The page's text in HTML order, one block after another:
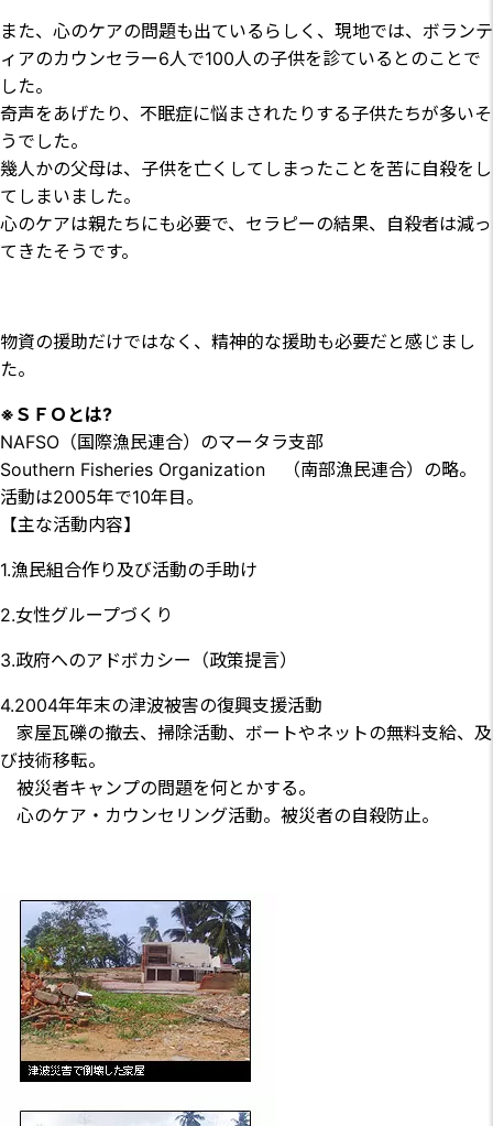
また、心のケアの問題も出ているらしく、現地では、ボランテ
ィアのカウンセラー6人で100人の子供を診ているとのことで
した。
奇声をあげたり、不眠症に悩まされたりする子供たちが多いそ
うでした。
幾人かの父母は、子供を亡くしてしまったことを苦に自殺をし
てしまいました。
心のケアは親たちにも必要で、セラピーの結果、自殺者は減っ
てきたそうです。
物資の援助だけではなく、精神的な援助も必要だと感じまし
た。
※ＳＦＯとは?
NAFSO（国際漁民連合）のマータラ支部
Southern Fisheries Organization （南部漁民連合）の略。
活動は2005年で10年目。
【主な活動内容】
1.漁民組合作り及び活動の手助け
2.女性グループづくり
3.政府へのアドボカシー（政策提言）
4.2004年年末の津波被害の復興支援活動
家屋瓦礫の撤去、掃除活動、ボートやネットの無料支給、及
び技術移転。
被災者キャンプの問題を何とかする。
心のケア・カウンセリング活動。被災者の自殺防止。